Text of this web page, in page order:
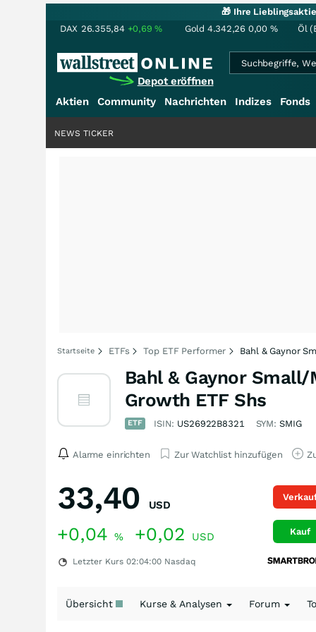
🎁 Ihre
DAX 26.355,84 +0,69% Gold 4.342,26 0,00 % Öl
Depot eröffnen
Aktien Community Nachrichten Indizes Fonds
NEWS TICKER
Startseite ETFs Top ETF Performer Bahl & Gaynor
Bahl & Gaynor
Growth ETF Shs
ETF ISIN: US26922B8321 SYM: SMIG
Alarme einrichten Zur Watchlist hinzufügen
33,40 USD
+0,04 % +0,02 USD
Letzter Kurs 02:04:00 Nasdaq
Kauf
Übersicht Kurse & Analysen Forum